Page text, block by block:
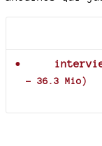
- 36.3 Mio)